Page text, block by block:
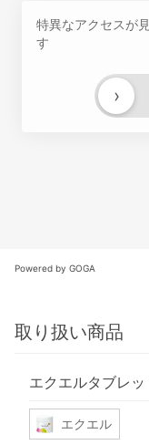
特異なアクセスが
す
›
Powered by GOGA
取り扱い商品
エクエルタブレッ
エクエル